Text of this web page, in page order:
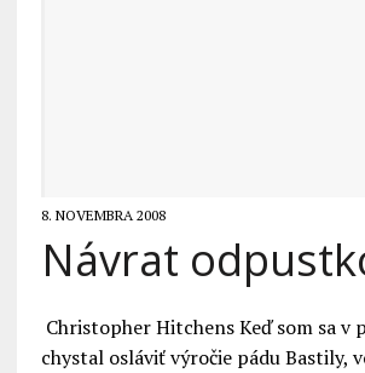
8. NOVEMBRA 2008
Návrat
Christopher Hitchens Keď som sa v
chystal osláviť výročie pádu Bastily,